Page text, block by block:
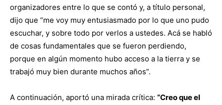
organizadores entre lo que se contó y, a título personal,
dijo que “me voy muy entusiasmado por lo que uno pudo
escuchar, y sobre todo por verlos a ustedes. Acá se habló
de cosas fundamentales que se fueron perdiendo,
porque en algún momento hubo acceso a la tierra y se
trabajó muy bien durante muchos años”.
A continuación, aportó una mirada crítica: “Creo que el